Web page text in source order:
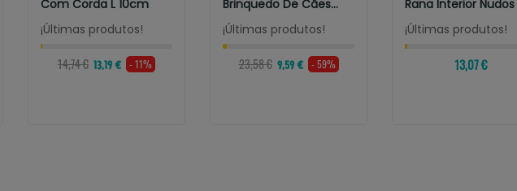
Com Corda L 10cm
¡Últimas produtos!
14,74 € 13,19 € - 11%
Brinquedo De Cães
Tugger Knots Moose...
¡Últimas produtos!
23,58 € 9,59 € - 59%
Rana Interior Nudos
¡Últimas produtos!
13,07 €